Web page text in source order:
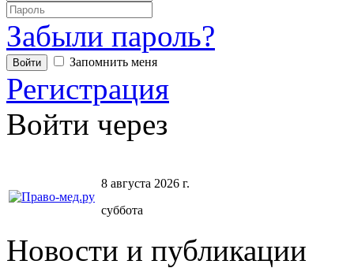
Забыли пароль?
Запомнить меня
Регистрация
Войти через
8 августа 2026 г.
суббота
Новости и публикации